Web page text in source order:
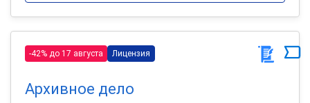
-42% до 17 августа Лицензия
Архивное дело